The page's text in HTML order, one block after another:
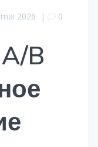
2026 | 0
B